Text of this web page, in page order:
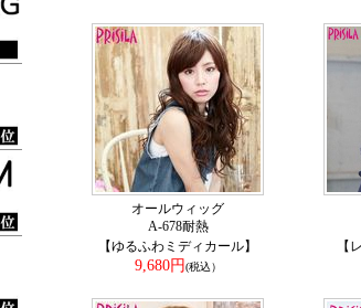
オールウィッグ
A-678耐熱
【ゆるふわミディカール】
9,680円(税込）
【